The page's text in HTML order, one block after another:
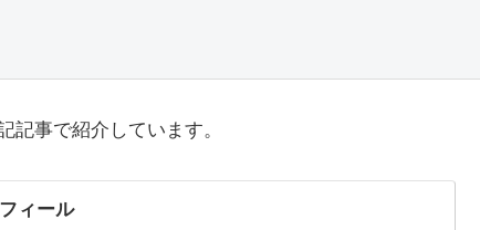
記事で紹介しています。
ィール